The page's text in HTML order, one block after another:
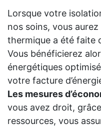
Lorsque votre
nos soins, vous
thermique a été faite
Vous bénéficierez
énergétiques
votre facture
Les mesures
vous avez droit,
ressources, vous